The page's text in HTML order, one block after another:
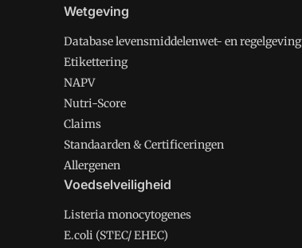
Wetgeving
Database levensmiddelenwet- en regelgeving
Etikettering
NAPV
Nutri-Score
Claims
Standaarden & Certificeringen
Allergenen
Voedselveiligheid
Listeria monocytogenes
E.coli (STEC/ EHEC)